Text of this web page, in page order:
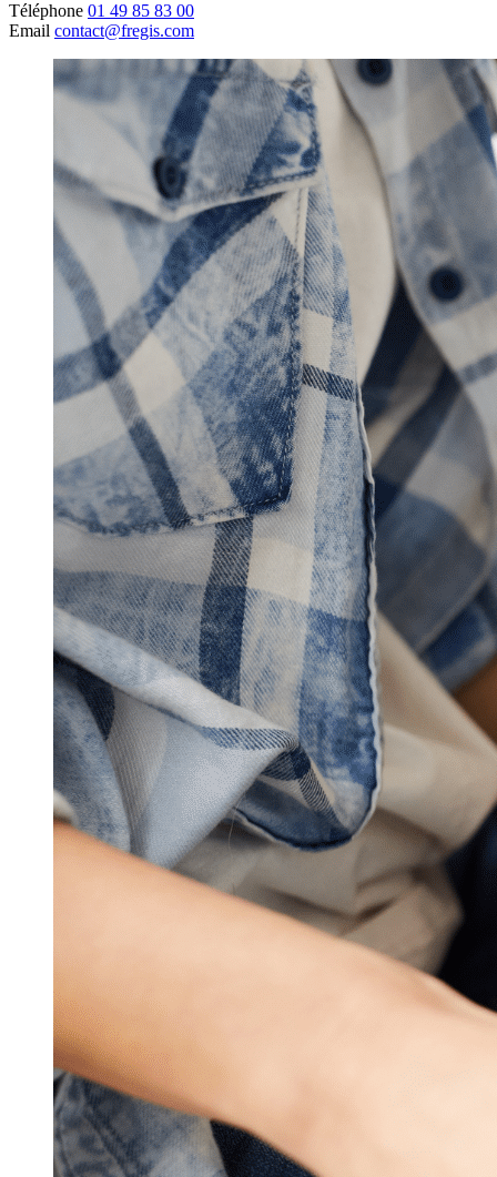
Téléphone 01 49 85 83 00
Email contact@fregis.com